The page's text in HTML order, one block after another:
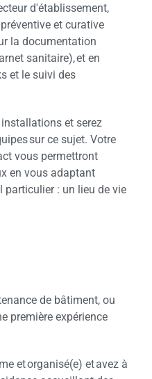
d'établissement,
et curative
la documentation
sanitaire), et en
et le suivi des
et serez
sur ce sujet. Votre
vous permettront
en vous adaptant
particulier : un lieu de vie
de bâtiment, ou
première expérience
et organisé(e) et avez à